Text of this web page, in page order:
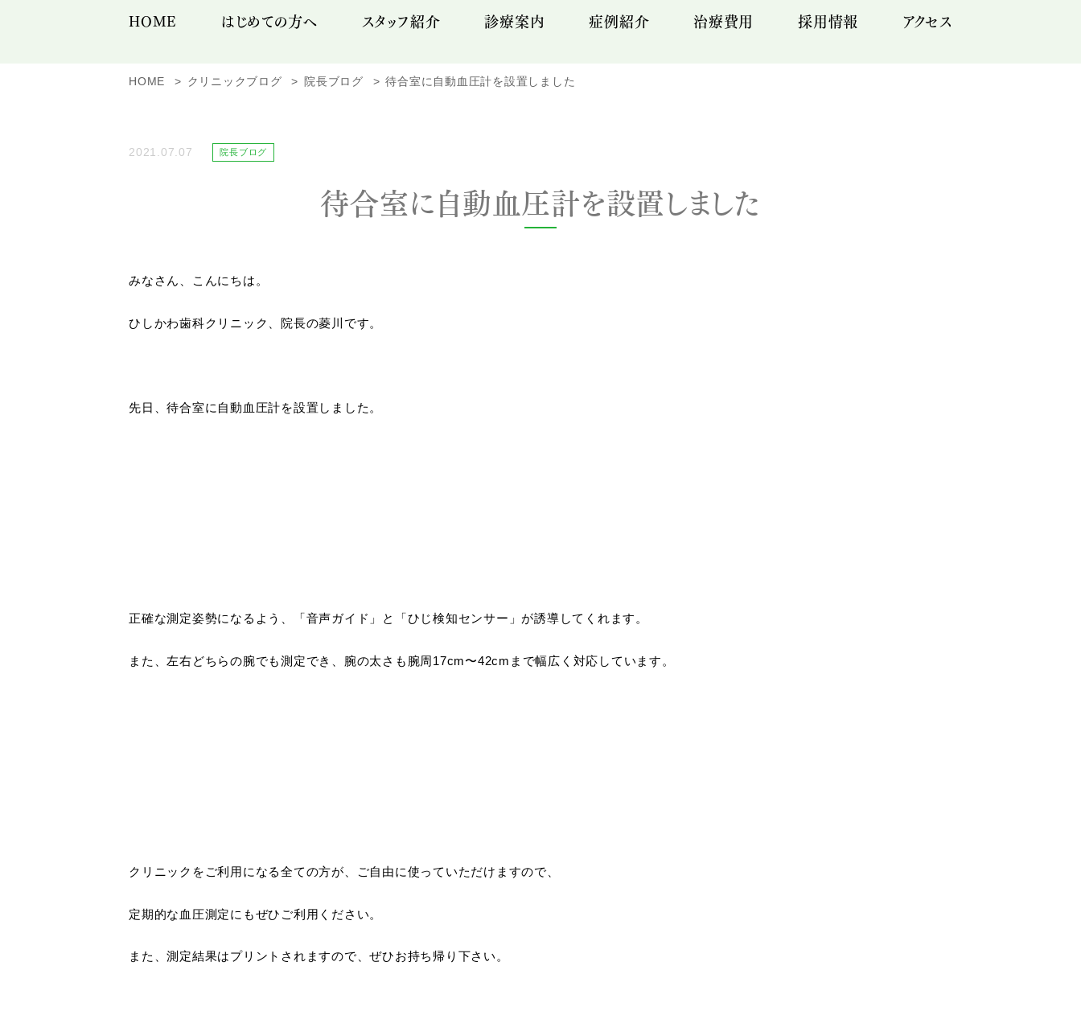
HOME はじめての方へ スタッフ紹介 診療案内 症例紹介 治療費用 採用情報 アクセス
HOME クリニックブログ 院長ブログ 待合室に自動血圧計を設置しました
2021.07.07 院長ブログ
待合室に自動血圧計を設置しました
みなさん、こんにちは。
ひしかわ歯科クリニック、院長の菱川です。
先日、待合室に自動血圧計を設置しました。
正確な測定姿勢になるよう、「音声ガイド」と「ひじ検知センサー」が誘導してくれます。
また、左右どちらの腕でも測定でき、腕の太さも腕周17cm〜42cmまで幅広く対応しています。
クリニックをご利用になる全ての方が、ご自由に使っていただけますので、
定期的な血圧測定にもぜひご利用ください。
また、測定結果はプリントされますので、ぜひお持ち帰り下さい。